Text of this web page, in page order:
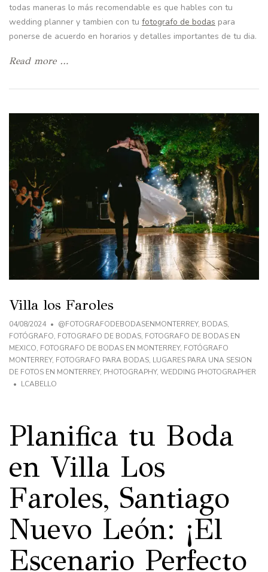
todas maneras lo más recomendable es que hables con tu
wedding planner y tambien con tu fotografo de bodas para
ponerse de acuerdo en horarios y detalles importantes de tu dia.
Read more …
Villa los Faroles
04/08/2024 @FOTOGRAFODEBODASENMONTERREY, BODAS,
FOTÓGRAFO, FOTOGRAFO DE BODAS, FOTOGRAFO DE BODAS EN
MEXICO, FOTOGRAFO DE BODAS EN MONTERREY, FOTÓGRAFO
MONTERREY, FOTOGRAFO PARA BODAS, LUGARES PARA UNA SESION
DE FOTOS EN MONTERREY, PHOTOGRAPHY, WEDDING PHOTOGRAPHER
LCABELLO
Planifica tu Boda
en Villa Los
Faroles, Santiago
Nuevo León: ¡El
Escenario Perfecto